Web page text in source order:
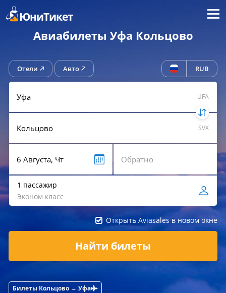
ЮниТикет Меню
Авиабилеты Уфа Кольцово
Отели Авто RUB
UFA
SVX
1 пассажир
Эконом класс
Открыть Aviasales в новом окне
Найти билеты
Билеты Кольцово → Уфа